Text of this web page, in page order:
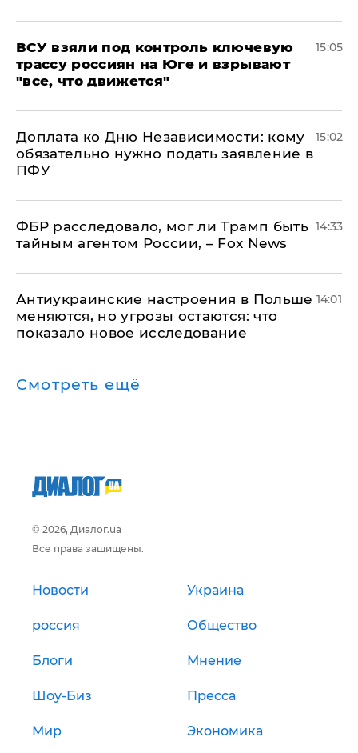
ВСУ взяли под контроль ключевую
трассу россиян на Юге и взрывают
"все, что движется"
15:05
Доплата ко Дню Независимости: кому
обязательно нужно подать заявление в
ПФУ
15:02
ФБР расследовало, мог ли Трамп быть
тайным агентом России, – Fox News
14:33
Антиукраинские настроения в Польше
меняются, но угрозы остаются: что
показало новое исследование
14:01
Смотреть ещё
© 2026, Диалог.ua
Все права защищены.
Новости Украина
россия Общество
Блоги Мнение
Шоу-Биз Пресса
Мир Экономика